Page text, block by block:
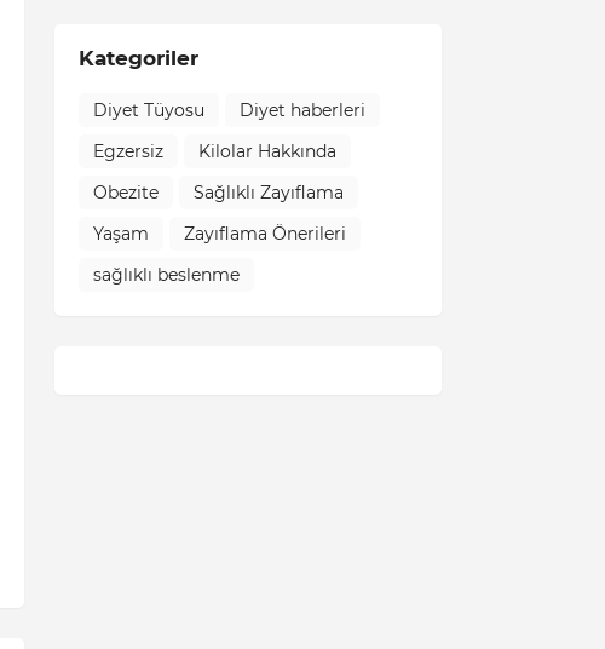
Kategoriler
Diyet Tüyosu
Diyet haberleri
Egzersiz
Kilolar Hakkında
Obezite
Sağlıklı Zayıflama
Yaşam
Zayıflama Önerileri
sağlıklı beslenme